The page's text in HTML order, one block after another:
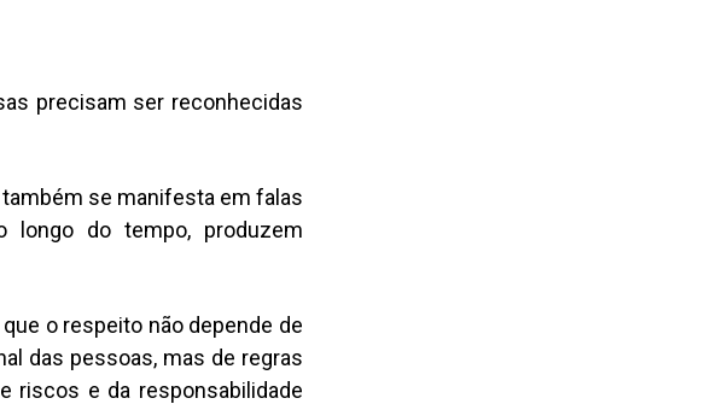
precisam ser reconhecidas
se manifesta em falas
longo do tempo, produzem
o respeito não depende de
das pessoas, mas de regras
riscos e da responsabilidade